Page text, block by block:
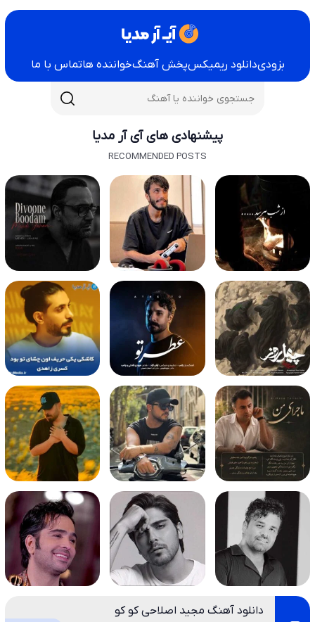
بزودیدانلود ریمیکسپخش آهنگخواننده هاتماس با ما
پیشنهادی های آی آر مدیا
RECOMMENDED POSTS
دانلود آهنگ مجید اصلاحی کو کو